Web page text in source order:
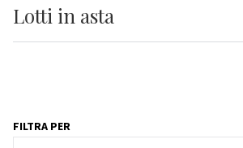
Lotti in asta
FILTRA PER